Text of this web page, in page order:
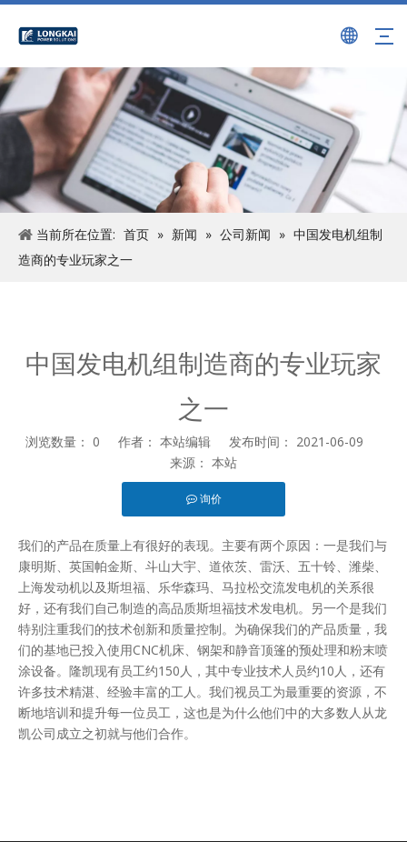
当前所在位置: 首页 » 新闻 » 公司新闻 » 中国发电机组制
造商的专业玩家之一
中国发电机组制造商的专业玩家
之一
浏览数量： 0 作者： 本站编辑 发布时间： 2021-06-09
来源： 本站
询价
我们的产品在质量上有很好的表现。主要有两个原因：一是我们与
康明斯、英国帕金斯、斗山大宇、道依茨、雷沃、五十铃、潍柴、
上海发动机以及斯坦福、乐华森玛、马拉松交流发电机的关系很
好，还有我们自己制造的高品质斯坦福技术发电机。另一个是我们
特别注重我们的技术创新和质量控制。为确保我们的产品质量，我
们的基地已投入使用CNC机床、钢架和静音顶篷的预处理和粉末喷
涂设备。隆凯现有员工约150人，其中专业技术人员约10人，还有
许多技术精湛、经验丰富的工人。我们视员工为最重要的资源，不
断地培训和提升每一位员工，这也是为什么他们中的大多数人从龙
凯公司成立之初就与他们合作。